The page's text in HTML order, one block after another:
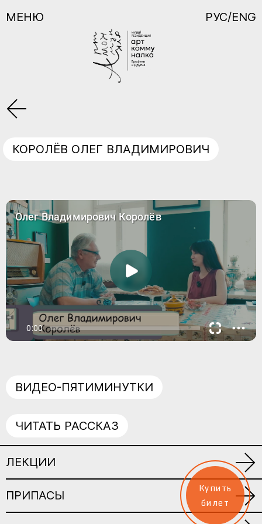
Купить
билет
МЕНЮ РУС/ENG
КОРОЛЁВ ОЛЕГ ВЛАДИМИРОВИЧ
ВИДЕО-ПЯТИМИНУТКИ
ЧИТАТЬ РАССКАЗ
ЛЕКЦИИ
ПРИПАСЫ